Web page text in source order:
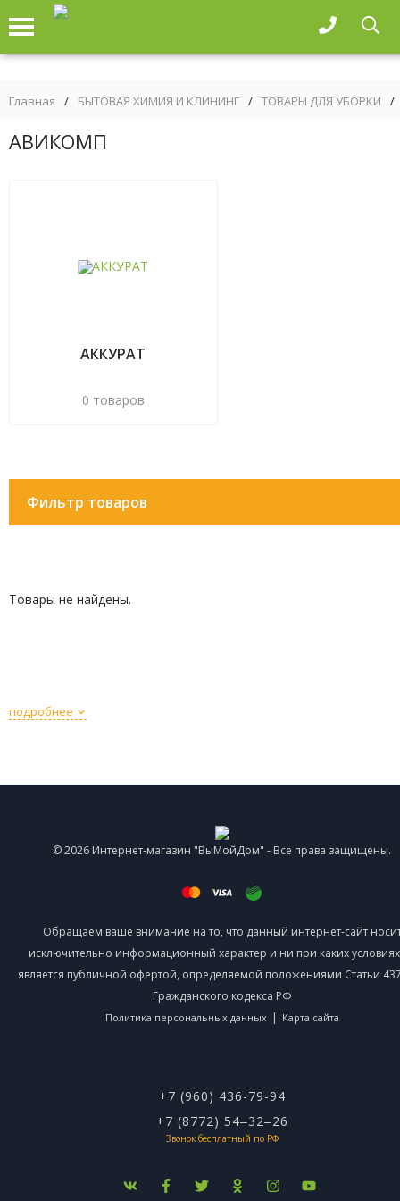
Главная / БЫТОВАЯ ХИМИЯ И КЛИНИНГ / ТОВАРЫ ДЛЯ УБОРКИ /
АВИКОМП
АККУРАТ
0 товаров
Фильтр товаров
Товары не найдены.
подробнее
© 2026 Интернет-магазин "ВыМойДом" - Все права защищены.
Обращаем ваше внимание на то, что данный интернет-сайт
исключительно информационный характер и ни при каких
является публичной офертой, определяемой положениями Статьи
Гражданского кодекса РФ
Политика персональных данных | Карта сайта
+7 (960) 436-79-94
+7 (8772) 54‒32‒26
Звонок бесплатный по РФ